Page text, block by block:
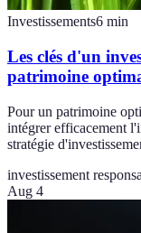
Investissements6 min
Les clés d'un
patrimoine
Pour un patrimoine
intégrer efficacement
stratégie
investissement
Aug 4